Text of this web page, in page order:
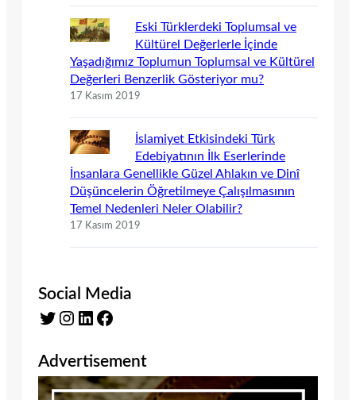
Eski Türklerdeki Toplumsal ve
Kültürel Değerlerle İçinde
Yaşadığımız Toplumun Toplumsal ve Kültürel
Değerleri Benzerlik Gösteriyor mu?
17 Kasım 2019
İslamiyet Etkisindeki Türk
Edebiyatının İlk Eserlerinde
İnsanlara Genellikle Güzel Ahlakın ve Dinî
Düşüncelerin Öğretilmeye Çalışılmasının
Temel Nedenleri Neler Olabilir?
17 Kasım 2019
Social Media
Twitter Instagram LinkedIn Facebook
Advertisement